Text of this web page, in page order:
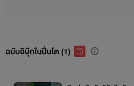
ฉบับอีบุ๊กในปิ่นโต (1)